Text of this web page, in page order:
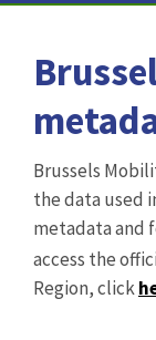
Brussels
the data used
metadata and
access the
Region, click